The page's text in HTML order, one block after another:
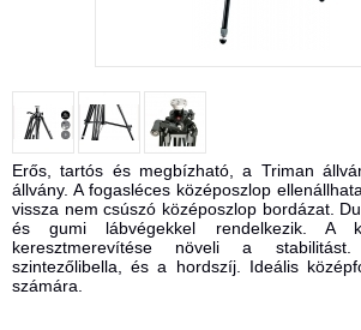
Erős, tartós és megbízható, a Triman
állvány. A fogasléces középoszlop
vissza nem csúszó középoszlop bordázat.
és gumi lábvégekkel rendelkezik. A
keresztmerevítése növeli a
szintezőlibella, és a hordszíj. Ideális
számára.